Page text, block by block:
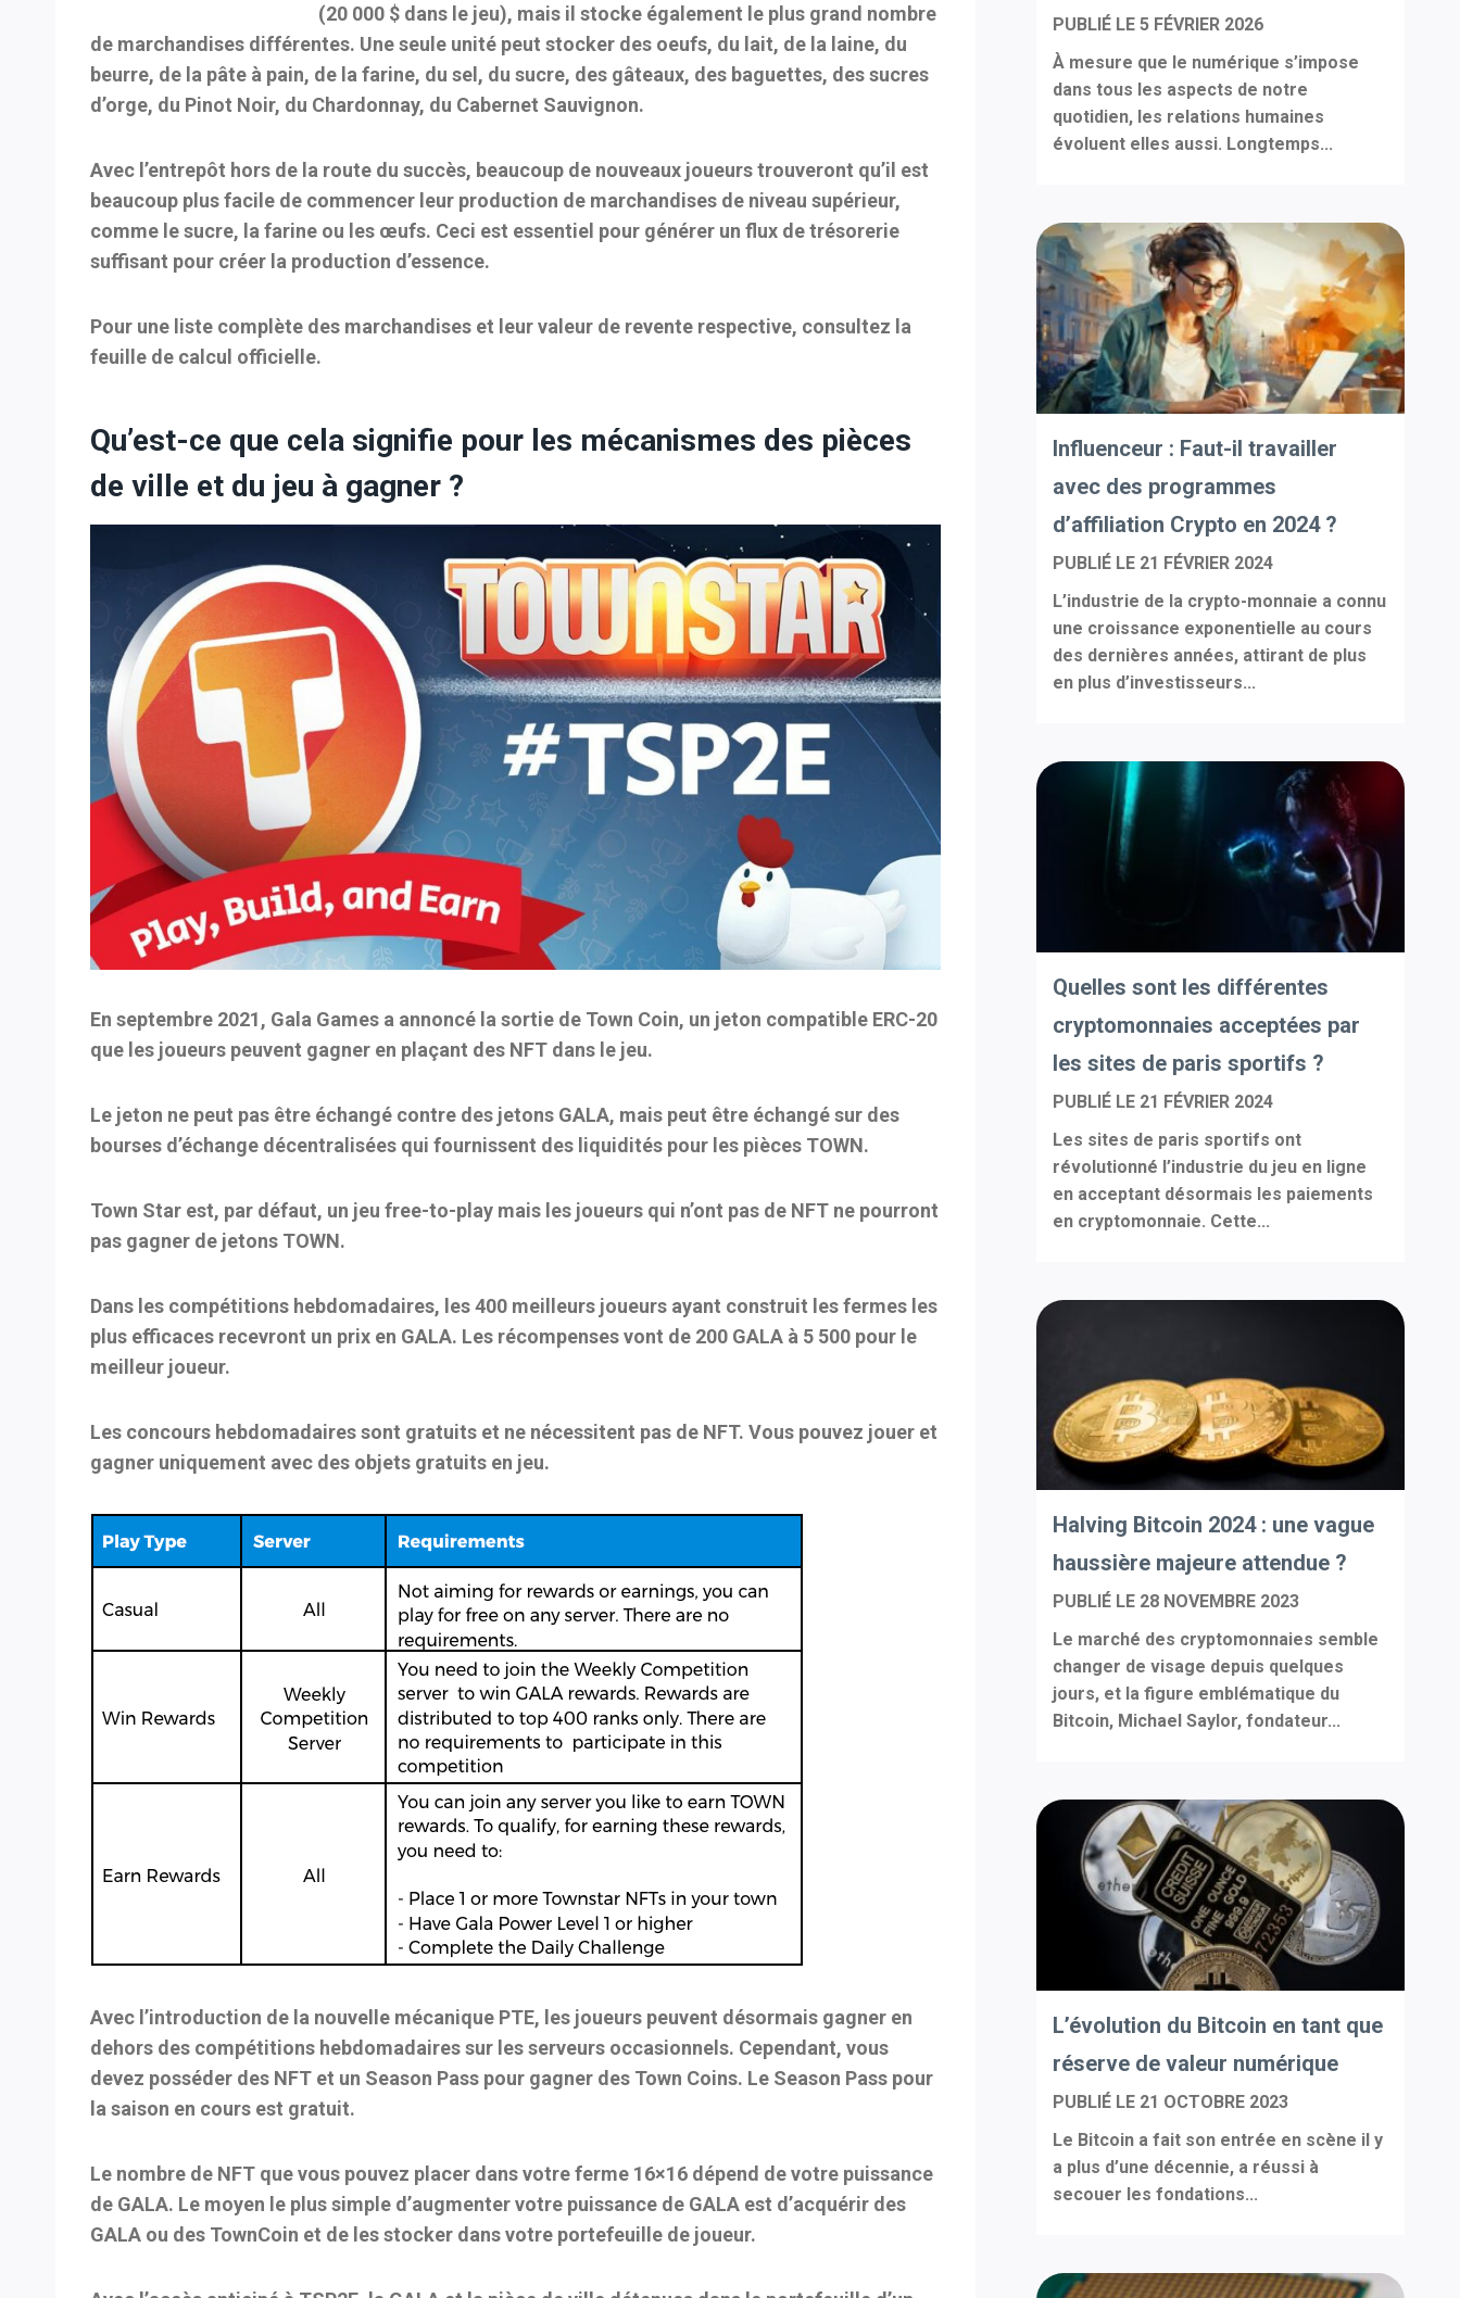
(20 000 $ dans le jeu), mais il stocke également le plus grand nombre
de marchandises différentes. Une seule unité peut stocker des oeufs, du lait, de la laine, du
beurre, de la pâte à pain, de la farine, du sel, du sucre, des gâteaux, des baguettes, des sucres
d’orge, du Pinot Noir, du Chardonnay, du Cabernet Sauvignon.
Avec l’entrepôt hors de la route du succès, beaucoup de nouveaux joueurs trouveront qu’il est
beaucoup plus facile de commencer leur production de marchandises de niveau supérieur,
comme le sucre, la farine ou les œufs. Ceci est essentiel pour générer un flux de trésorerie
suffisant pour créer la production d’essence.
Pour une liste complète des marchandises et leur valeur de revente respective, consultez la
feuille de calcul officielle.
Qu’est-ce que cela signifie pour les mécanismes des pièces
de ville et du jeu à gagner ?
En septembre 2021, Gala Games a annoncé la sortie de Town Coin, un jeton compatible ERC-20
que les joueurs peuvent gagner en plaçant des NFT dans le jeu.
Le jeton ne peut pas être échangé contre des jetons GALA, mais peut être échangé sur des
bourses d’échange décentralisées qui fournissent des liquidités pour les pièces TOWN.
Town Star est, par défaut, un jeu free-to-play mais les joueurs qui n’ont pas de NFT ne pourront
pas gagner de jetons TOWN.
Dans les compétitions hebdomadaires, les 400 meilleurs joueurs ayant construit les fermes les
plus efficaces recevront un prix en GALA. Les récompenses vont de 200 GALA à 5 500 pour le
meilleur joueur.
Les concours hebdomadaires sont gratuits et ne nécessitent pas de NFT. Vous pouvez jouer et
gagner uniquement avec des objets gratuits en jeu.
Avec l’introduction de la nouvelle mécanique PTE, les joueurs peuvent désormais gagner en
dehors des compétitions hebdomadaires sur les serveurs occasionnels. Cependant, vous
devez posséder des NFT et un Season Pass pour gagner des Town Coins. Le Season Pass pour
la saison en cours est gratuit.
Le nombre de NFT que vous pouvez placer dans votre ferme 16×16 dépend de votre puissance
de GALA. Le moyen le plus simple d’augmenter votre puissance de GALA est d’acquérir des
GALA ou des TownCoin et de les stocker dans votre portefeuille de joueur.
PUBLIÉ LE5 FÉVRIER 2026
À mesure que le numérique s’impose
dans tous les aspects de notre
quotidien, les relations humaines
évoluent elles aussi. Longtemps...
Influenceur : Faut-il travailler
avec des programmes
d’affiliation Crypto en 2024 ?
PUBLIÉ LE 21 FÉVRIER 2024
L’industrie de la crypto-monnaie a connu
une croissance exponentielle au cours
des dernières années, attirant de plus
en plus d’investisseurs...
Quelles sont les différentes
cryptomonnaies acceptées par
les sites de paris sportifs ?
PUBLIÉ LE 21 FÉVRIER 2024
Les sites de paris sportifs ont
révolutionné l’industrie du jeu en ligne
en acceptant désormais les paiements
en cryptomonnaie. Cette...
Halving Bitcoin 2024 : une vague
haussière majeure attendue ?
PUBLIÉ LE 28 NOVEMBRE 2023
Le marché des cryptomonnaies semble
changer de visage depuis quelques
jours, et la figure emblématique du
Bitcoin, Michael Saylor, fondateur...
L’évolution du Bitcoin en tant que
réserve de valeur numérique
PUBLIÉ LE 21 OCTOBRE 2023
Le Bitcoin a fait son entrée en scène il y
a plus d’une décennie, a réussi à
secouer les fondations...